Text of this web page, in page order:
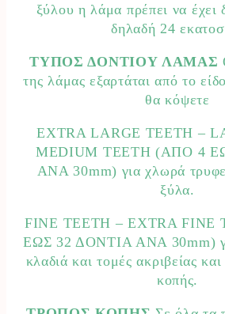
ξύλου η λάμα πρέπει να έχει
δηλαδή 24
ΤΥΠΟΣ ΔΟΝΤΙΟΥ ΛΑΜΑΣ
της λάμας εξαρτάται από το
θα κόψετε
EXTRA LARGE TEETH –
MEDIUM ΤΕΕΤΗ (ΑΠΟ 4
ΑΝΑ 30mm) για χλωρά
ξύλα.
FINE TEETH – EXTRA FINE
ΕΩΣ 32 ΔΟΝΤΙΑ ΑΝΑ 30mm)
κλαδιά και τομές ακριβείας και
κοπής.